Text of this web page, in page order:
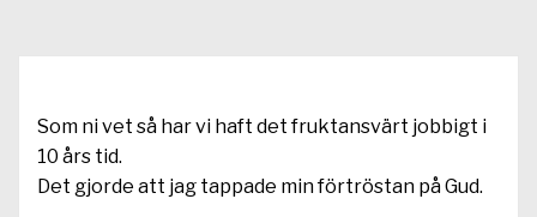
Som ni vet så har vi haft det fruktansvärt jobbigt i
10 års tid.
Det gjorde att jag tappade min förtröstan på Gud.